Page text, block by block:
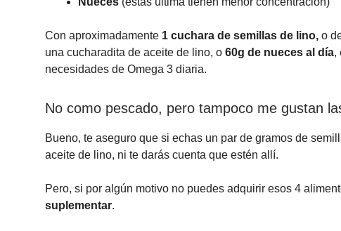
Con aproximadamente 1 cuchara de semillas de lino, o
una cucharadita de aceite de lino, o 60g de nueces al día,
necesidades de Omega 3 diaria.
No como pescado, pero tampoco me gustan
Bueno, te aseguro que si echas un par de gramos de
aceite de lino, ni te darás cuenta que estén allí.
Pero, si por algún motivo no puedes adquirir esos 4
suplementar.